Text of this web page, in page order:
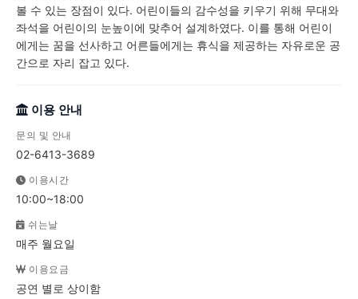
볼 수 있는 장점이 있다. 어린이들의 감수성을 키우기 위해 무대와
좌석을 어린이의 눈높이에 맞추어 설계하였다. 이를 통해 어린이
에게는 꿈을 선사하고 어른들에게는 휴식을 제공하는 자유로운 공
간으로 자리 잡고 있다.
이용 안내
문의 및 안내
02-6413-3689
이용시간
10:00~18:00
쉬는날
매주 월요일
이용요금
공연 별로 상이함